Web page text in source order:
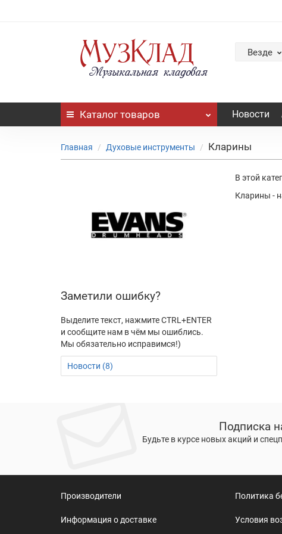
Везде
Каталог товаров Новости
Главная Духовые инструменты Кларины
Заметили ошибку?
Выделите текст, нажмите CTRL+ENTER
и сообщите нам в чём мы ошиблись.
Мы обязательно исправимся!)
Новости (8)
В этой
Кларины -
Подписка
Будьте в курсе новых акций и
Производители
Информация о доставке
Политика
Условия